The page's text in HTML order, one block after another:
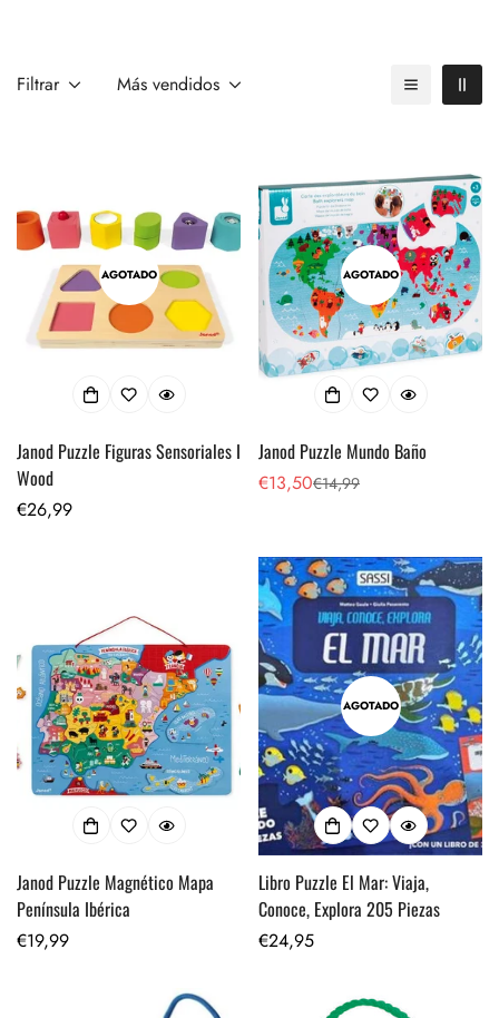
Filtrar Más vendidos
AGOTADO
Janod Puzzle Figuras Sensoriales I
Wood
Precio
€26,99
AGOTADO
Janod Puzzle Mundo Baño
Precio
€13,50
Precio €14,99
Janod Puzzle Magnético Mapa
Península Ibérica
Precio
€19,99
AGOTADO
Libro Puzzle El Mar: Viaja,
Conoce, Explora 205 Piezas
Precio
€24,95